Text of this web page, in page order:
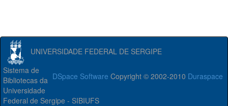
UNIVERSIDADE FEDERAL DE SERGIPE
DSpace Software Copyright © 2002-2010 Duraspace
Sistema de
Bibliotecas da
Universidade
Federal de Sergipe - SIBIUFS